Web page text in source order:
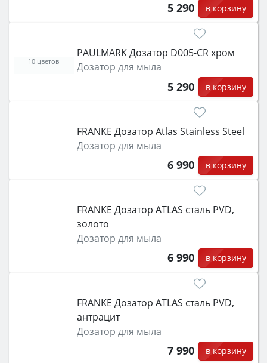
5 290 в корзину
PAULMARK Дозатор D005-CR хром
Дозатор для мыла
5 290 в корзину
10 цветов
FRANKE Дозатор Atlas Stainless Steel
Дозатор для мыла
6 990 в корзину
FRANKE Дозатор ATLAS сталь PVD,
золото
Дозатор для мыла
6 990 в корзину
FRANKE Дозатор ATLAS сталь PVD,
антрацит
Дозатор для мыла
7 990 в корзину